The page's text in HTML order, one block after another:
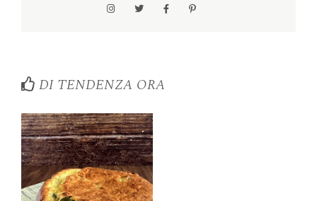
DI TENDENZA ORA